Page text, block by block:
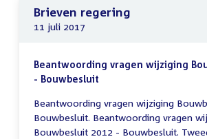
Brieven regering
11 juli 2017
Beantwoording vragen wijziging
- Bouwbesluit
Beantwoording vragen wijziging
Bouwbesluit. Beantwoording vragen
Bouwbesluit 2012 - Bouwbesluit.